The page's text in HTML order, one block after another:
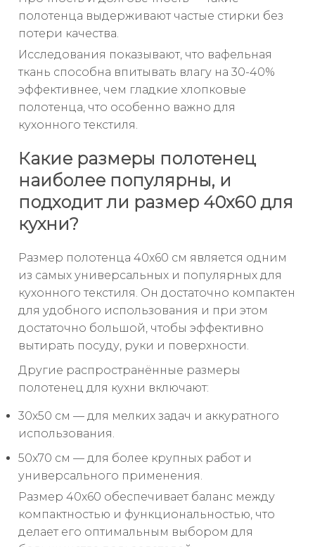
полотенца выдерживают частые стирки без
потери качества.
Исследования показывают, что вафельная
ткань способна впитывать влагу на 30-40%
эффективнее, чем гладкие хлопковые
полотенца, что особенно важно для
кухонного текстиля.
Какие размеры полотенец
наиболее популярны, и
подходит ли размер 40x60 для
кухни?
Размер полотенца 40x60 см является одним
из самых универсальных и популярных для
кухонного текстиля. Он достаточно компактен
для удобного использования и при этом
достаточно большой, чтобы эффективно
вытирать посуду, руки и поверхности.
Другие распространённые размеры
полотенец для кухни включают:
30x50 см — для мелких задач и аккуратного
использования.
50x70 см — для более крупных работ и
универсального применения.
Размер 40x60 обеспечивает баланс между
компактностью и функциональностью, что
делает его оптимальным выбором для